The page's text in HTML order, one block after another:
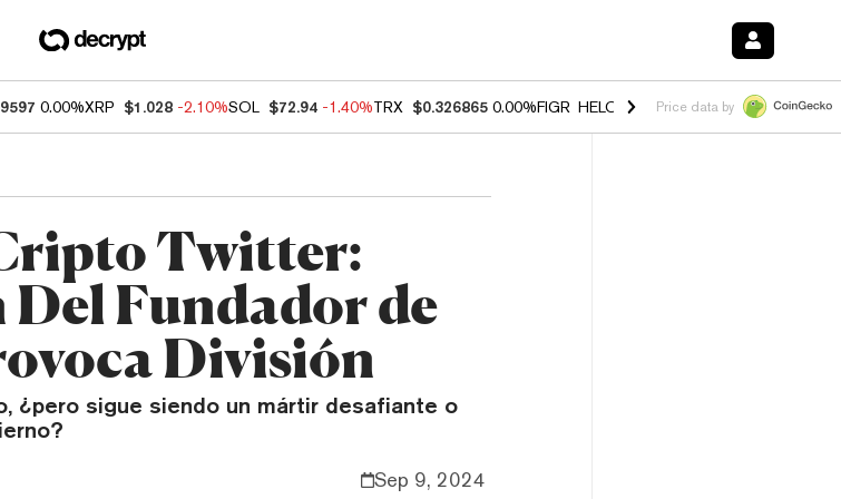
0.00%XRP $1.028 -2.10%SOL $72.94 -1.40%TRX $0.326865 0.00%FIGR_HELOC $1.035 1.50% HYPE $55.73
Price data by
Twitter:
Fundador de
División
¿pero sigue siendo un mártir desafiante o
Sep 9, 2024